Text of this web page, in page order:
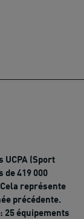
UCPA (Sport
de 419 000
représente
précédente.
25 équipements